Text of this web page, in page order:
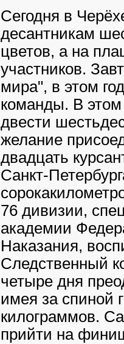
Сегодня в
десантникам
цветов, а на
участников.
мира", в этом
команды. В этом
двести
желание
двадцать
Санкт-
76 дивизии,
академии
Наказания,
Следственный
четыре дня
имея за спиной
килограммов.
прийти на